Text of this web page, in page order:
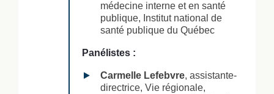
médecine interne et en santé
publique, Institut national de
santé publique du Québec
Panélistes :
Carmelle Lefebvre, assistante-
directrice, Vie régionale,